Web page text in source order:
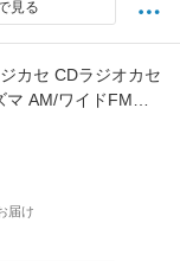
見る
カセ CDラジオカセ
マ AM/ワイドFMラ
再生 内蔵 マイク
ジ】【あす楽対
届け